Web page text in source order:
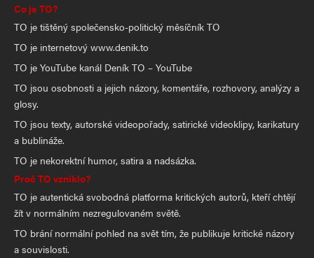
Co je TO?
TO je tištěný společensko-politický měsíčník TO
TO je internetový www.denik.to
TO je YouTube kanál Deník TO – YouTube
TO jsou osobnosti a jejich názory, komentáře, rozhovory, analýzy a
glosy.
TO jsou texty, autorské videopořady, satirické videoklipy, karikatury
a bublináže.
TO je nekorektní humor, satira a nadsázka.
Proč TO vzniklo?
TO je autentická svobodná platforma kritických autorů, kteří chtějí
žít v normálním nezregulovaném světě.
TO brání normální pohled na svět tím, že publikuje kritické názory
a souvislosti.